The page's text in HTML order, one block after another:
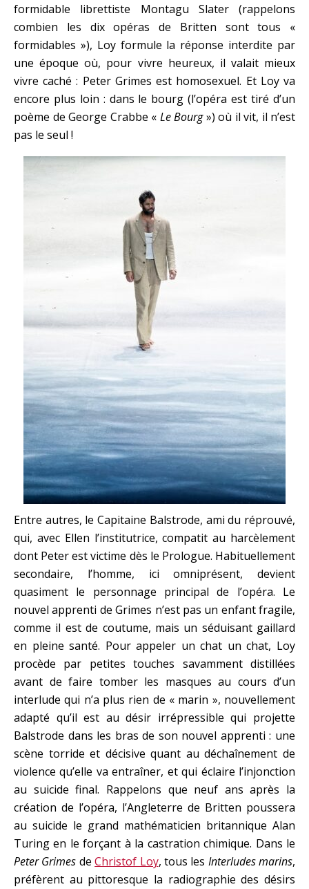
formidable librettiste Montagu Slater (rappelons
combien les dix opéras de Britten sont tous «
formidables »), Loy formule la réponse interdite par
une époque où, pour vivre heureux, il valait mieux
vivre caché : Peter Grimes est homosexuel. Et Loy va
encore plus loin : dans le bourg (l’opéra est tiré d’un
poème de George Crabbe « Le Bourg») où il vit, il n’est
pas le seul !
Entre autres, le Capitaine Balstrode, ami du réprouvé,
qui, avec Ellen l’institutrice, compatit au harcèlement
dont Peter est victime dès le Prologue. Habituellement
secondaire, l’homme, ici omniprésent, devient
quasiment le personnage principal de l’opéra. Le
nouvel apprenti de Grimes n’est pas un enfant fragile,
comme il est de coutume, mais un séduisant gaillard
en pleine santé. Pour appeler un chat un chat, Loy
procède par petites touches savamment distillées
avant de faire tomber les masques au cours d’un
interlude qui n’a plus rien de « marin », nouvellement
adapté qu’il est au désir irrépressible qui projette
Balstrode dans les bras de son nouvel apprenti : une
scène torride et décisive quant au déchaînement de
violence qu’elle va entraîner, et qui éclaire l’injonction
au suicide final. Rappelons que neuf ans après la
création de l’opéra, l’Angleterre de Britten poussera
au suicide le grand mathématicien britannique Alan
Turing en le forçant à la castration chimique. Dans le
Peter Grimes deChristof Loy, tous les Interludes marins,
préfèrent au pittoresque la radiographie des désirs